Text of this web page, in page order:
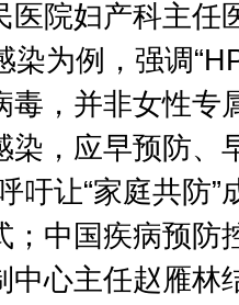
院妇产科主任
染为例，强调
毒，并非女性专
染，应早预防、
吁让“家庭共防”
；中国疾病预防
中心主任赵雁林